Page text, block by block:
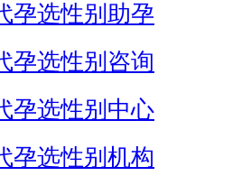
孕选性别助孕
孕选性别咨询
孕选性别中心
孕选性别机构